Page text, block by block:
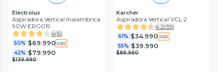
Electrolux
Aspiradora Vertical Inalámbrica
90W ERG019
4(6)
50% $69.990
42% $79.990
$139.990
Karcher
Aspiradora Vertical VCL 2
4.2(35)
61% $34.990
55% $39.990
$89.990